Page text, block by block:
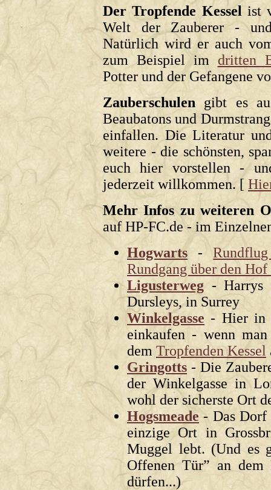
Der Tropfende Kessel ist
Welt der Zauberer -
Natürlich wird er auch
zum Beispiel im dritten
Potter und der Gefangene
Zauberschulen gibt es
Beaubatons und
einfallen. Die Literatur
weitere - die schönsten,
euch hier vorstellen -
jederzeit willkommen. [
Mehr Infos zu weiteren
auf HP-FC.de - im
Hogwarts -
Rundgang über den Hof
Ligusterweg - Harrys
Dursleys, in Surrey
Winkelgasse - Hier in
einkaufen - wenn
dem Tropfenden Kessel
Gringotts - Die
der Winkelgasse in
wohl der sicherste Ort
Hogsmeade- Das Dorf
einzige Ort in
Muggel lebt. (Und es
Offenen Tür” an dem
dürfen...)